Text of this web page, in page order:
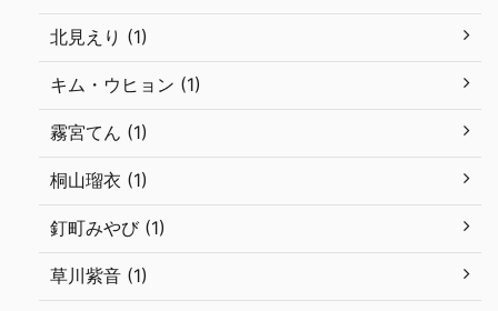
北見えり (1)
キム・ウヒョン (1)
霧宮てん (1)
桐山瑠衣 (1)
釘町みやび (1)
草川紫音 (1)